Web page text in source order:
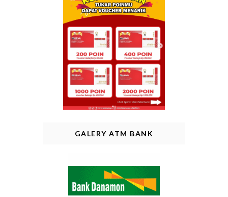
GALERY ATM BANK